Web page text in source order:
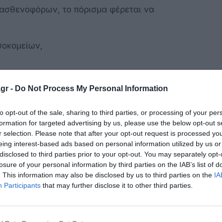
- Do Not Process My Personal Information
opt-out of the sale, sharing to third parties, or processing of your
for targeted advertising by us, please use the below opt-out
selection. Please note that after your opt-out request is processed
interest-based ads based on personal information utilized by us
to third parties prior to your opt-out. You may separately
of your personal information by third parties on the IAB’s list of
This information may also be disclosed by us to third parties on the
Participants that may further disclose it to other third parties.
το πόρισμα φέρεται να
περιπτώσεις έκθεσης σε επαγγελματικό
σήμερα τόσο η Πανελλήνια Ομοσπονδία
όσο και ο Πανελλήνιος Σύλλογος
ότι η κυβέρνηση εφαρμόζει μόνο μέρος